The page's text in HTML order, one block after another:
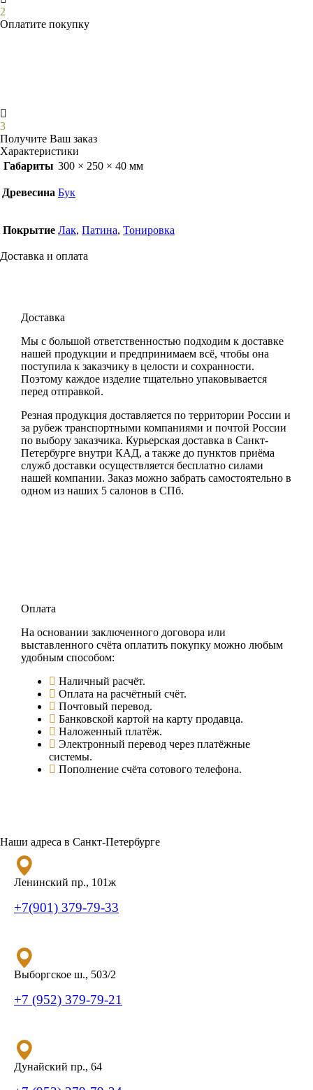
2
Оплатите покупку
3
Получите Ваш заказ
Характеристики
Габариты 300 × 250 × 40 мм
Древесина Бук
Покрытие Лак, Патина, Тонировка
Доставка и оплата
Доставка
Мы с большой ответственностью подходим к доставке
нашей продукции и предпринимаем всё, чтобы она
поступила к заказчику в целости и сохранности.
Поэтому каждое изделие тщательно упаковывается
перед отправкой.
Резная продукция доставляется по территории России и
за рубеж транспортными компаниями и почтой России
по выбору заказчика. Курьерская доставка в Санкт-
Петербурге внутри КАД, а также до пунктов приёма
служб доставки осуществляется бесплатно силами
нашей компании. Заказ можно забрать самостоятельно в
одном из наших 5 салонов в СПб.
Оплата
На основании заключенного договора или
выставленного счёта оплатить покупку можно любым
удобным способом:
Наличный расчёт.
Оплата на расчётный счёт.
Почтовый перевод.
Банковской картой на карту продавца.
Наложенный платёж.
Электронный перевод через платёжные
системы.
Пополнение счёта сотового телефона.
Наши адреса в Санкт-Петербурге
Ленинский пр., 101ж
+7(901) 379-79-33
Выборгское ш., 503/2
+7 (952) 379-79-21
Дунайский пр., 64